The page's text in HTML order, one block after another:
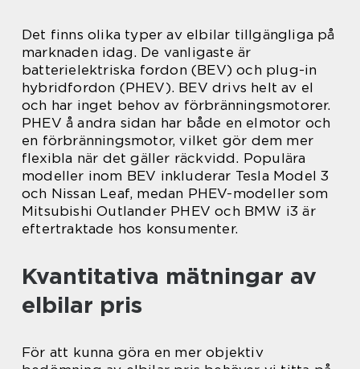
Det finns olika typer av elbilar tillgängliga på
marknaden idag. De vanligaste är
batterielektriska fordon (BEV) och plug-in
hybridfordon (PHEV). BEV drivs helt av el
och har inget behov av förbränningsmotorer.
PHEV å andra sidan har både en elmotor och
en förbränningsmotor, vilket gör dem mer
flexibla när det gäller räckvidd. Populära
modeller inom BEV inkluderar Tesla Model 3
och Nissan Leaf, medan PHEV-modeller som
Mitsubishi Outlander PHEV och BMW i3 är
eftertraktade hos konsumenter.
Kvantitativa mätningar av
elbilar pris
För att kunna göra en mer objektiv